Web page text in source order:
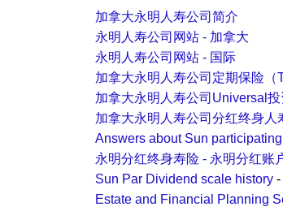
加拿大永明人寿公司简介
永明人寿公司网站 - 加拿大
永明人寿公司网站 - 国际
加拿大永明人寿公司定期保险（
加拿大永明人寿公司Universal
加拿大永明人寿公司分红终身
Answers about Sun
永明分红终身寿险 - 永明分红账
Sun Par Dividend scale history -
Estate and Financial Planning